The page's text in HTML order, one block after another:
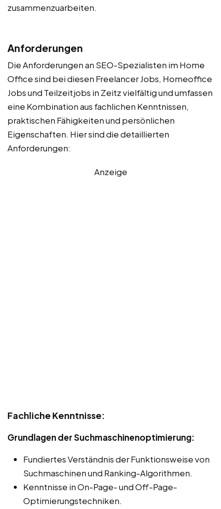
zusammenzuarbeiten.
Anforderungen
Die Anforderungen an SEO-Spezialisten im Home
Office sind bei diesen Freelancer Jobs, Homeoffice
Jobs und Teilzeitjobs in Zeitz vielfältig und umfassen
eine Kombination aus fachlichen Kenntnissen,
praktischen Fähigkeiten und persönlichen
Eigenschaften. Hier sind die detaillierten
Anforderungen:
Anzeige
Fachliche Kenntnisse:
Grundlagen der Suchmaschinenoptimierung:
Fundiertes Verständnis der Funktionsweise von
Suchmaschinen und Ranking-Algorithmen.
Kenntnisse in On-Page- und Off-Page-
Optimierungstechniken.